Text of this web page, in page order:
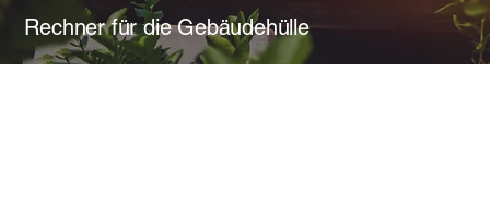
Rechner für die Gebäudehülle